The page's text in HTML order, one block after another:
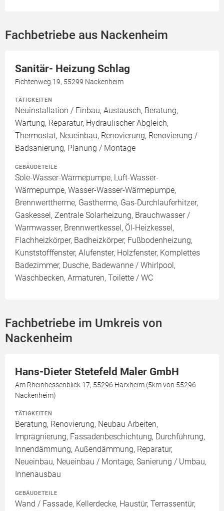
Fachbetriebe aus Nackenheim
Sanitär- Heizung Schlag
Fichtenweg 19, 55299 Nackenheim
TÄTIGKEITEN
Neuinstallation / Einbau, Austausch, Beratung,
Wartung, Reparatur, Hydraulischer Abgleich,
Thermostat, Neueinbau, Renovierung, Renovierung /
Badsanierung, Planung / Montage
GEBÄUDETEILE
Sole-Wasser-Wärmepumpe, Luft-Wasser-
Wärmepumpe, Wasser-Wasser-Wärmepumpe,
Brennwerttherme, Gastherme, Gas-Durchlauferhitzer,
Gaskessel, Zentrale Solarheizung, Brauchwasser /
Warmwasser, Brennwertkessel, Öl-Heizkessel,
Flachheizkörper, Badheizkörper, Fußbodenheizung,
Kunststofffenster, Alufenster, Holzfenster, Komplettes
Badezimmer, Dusche, Badewanne / Whirlpool,
Waschbecken, Armaturen, Toilette / WC
Fachbetriebe im Umkreis von
Nackenheim
Hans-Dieter Stetefeld Maler GmbH
Am Rheinhessenblick 17, 55296 Harxheim (5km von 55296
Nackenheim)
TÄTIGKEITEN
Beratung, Renovierung, Neubau Arbeiten,
Imprägnierung, Fassadenbeschichtung, Durchführung,
Innendämmung, Außendämmung, Reparatur,
Neueinbau, Neueinbau / Montage, Sanierung / Umbau,
Innenausbau
GEBÄUDETEILE
Wand / Fassade, Kellerdecke, Haustür, Terrassentür,